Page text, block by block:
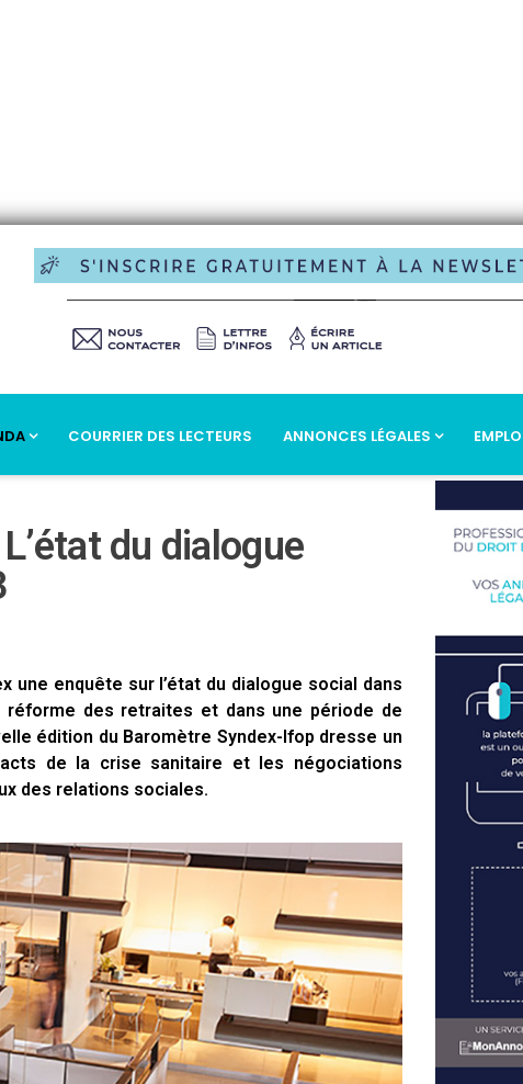
COURRIER DES LECTEURS ANNONCES LÉGALES
du dialogue
une enquête sur l’état du dialogue social dans
des retraites et dans une période de
édition du Baromètre Syndex-Ifop dresse un
de la crise sanitaire et les négociations
des relations sociales.